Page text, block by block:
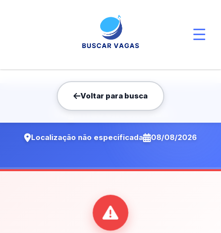
Voltar para busca
Vaga não encontrada
Localização não especificada 08/08/2026